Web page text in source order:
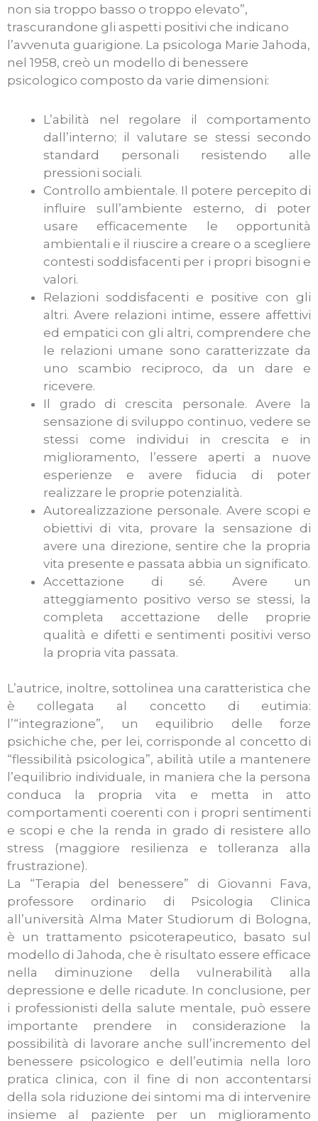
non sia troppo basso o troppo elevato”,
trascurandone gli aspetti positivi che indicano
l’avvenuta guarigione. La psicologa Marie Jahoda,
nel 1958, creò un modello di benessere
psicologico composto da varie dimensioni:
L’abilità nel regolare il comportamento
dall’interno; il valutare se stessi secondo
standard personali resistendo alle
pressioni sociali.
Controllo ambientale. Il potere percepito di
influire sull’ambiente esterno, di poter
usare efficacemente le opportunità
ambientali e il riuscire a creare o a scegliere
contesti soddisfacenti per i propri bisogni e
valori.
Relazioni soddisfacenti e positive con gli
altri. Avere relazioni intime, essere affettivi
ed empatici con gli altri, comprendere che
le relazioni umane sono caratterizzate da
uno scambio reciproco, da un dare e
ricevere.
Il grado di crescita personale. Avere la
sensazione di sviluppo continuo, vedere se
stessi come individui in crescita e in
miglioramento, l’essere aperti a nuove
esperienze e avere fiducia di poter
realizzare le proprie potenzialità.
Autorealizzazione personale. Avere scopi e
obiettivi di vita, provare la sensazione di
avere una direzione, sentire che la propria
vita presente e passata abbia un significato.
Accettazione di sé. Avere un
atteggiamento positivo verso se stessi, la
completa accettazione delle proprie
qualità e difetti e sentimenti positivi verso
la propria vita passata.
L’autrice, inoltre, sottolinea una caratteristica che
è collegata al concetto di eutimia:
l’“integrazione”, un equilibrio delle forze
psichiche che, per lei, corrisponde al concetto di
“flessibilità psicologica”, abilità utile a mantenere
l’equilibrio individuale, in maniera che la persona
conduca la propria vita e metta in atto
comportamenti coerenti con i propri sentimenti
e scopi e che la renda in grado di resistere allo
stress (maggiore resilienza e tolleranza alla
frustrazione).
La “Terapia del benessere” di Giovanni Fava,
professore ordinario di Psicologia Clinica
all’università Alma Mater Studiorum di Bologna,
è un trattamento psicoterapeutico, basato sul
modello di Jahoda, che è risultato essere efficace
nella diminuzione della vulnerabilità alla
depressione e delle ricadute. In conclusione, per
i professionisti della salute mentale, può essere
importante prendere in considerazione la
possibilità di lavorare anche sull’incremento del
benessere psicologico e dell’eutimia nella loro
pratica clinica, con il fine di non accontentarsi
della sola riduzione dei sintomi ma di intervenire
insieme al paziente per un miglioramento